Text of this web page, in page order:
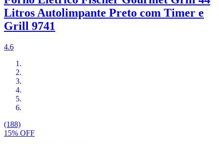
Litros Autolimpante Preto com Timer e
Grill 9741
4.6
(188)
15% OFF